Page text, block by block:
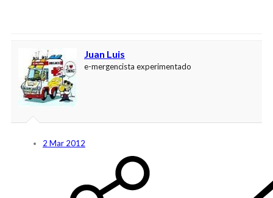
Juan Luis
e-mergencista experimentado
2 Mar 2012